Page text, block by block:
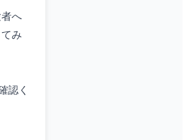
へ
み
認く